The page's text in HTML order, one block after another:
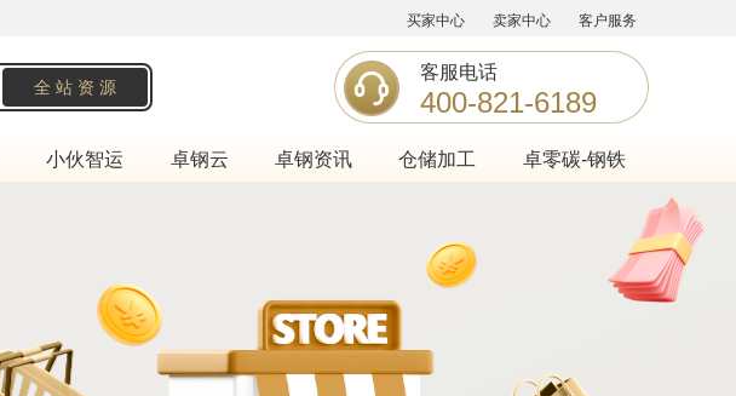
买家中心 卖家中心 客户服务
客服电话
400-821-6189
小伙智运 卓钢云 卓钢资讯 仓储加工 卓零碳-钢铁